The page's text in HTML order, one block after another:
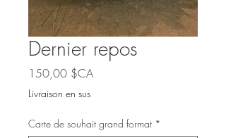
Dernier repos
150,00 $CAPrix
Livraison en sus
Carte de souhait grand format *